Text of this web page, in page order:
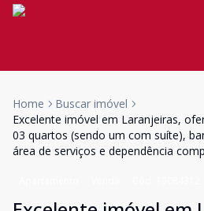
Home
Buscar imóvel
Excelente imóvel em Laranjeiras,
03 quartos (sendo um com suíte),
área de serviços e dependência